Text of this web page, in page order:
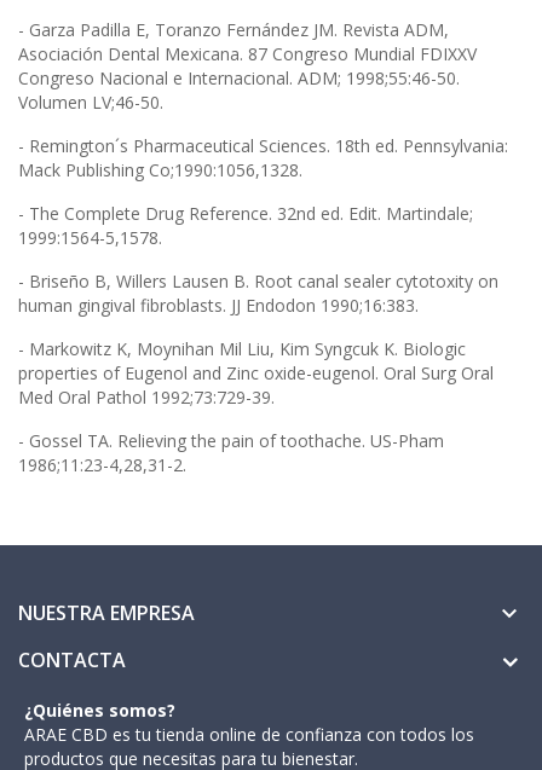
- Garza Padilla E, Toranzo Fernández JM. Revista ADM,
Asociación Dental Mexicana. 87 Congreso Mundial FDIXXV
Congreso Nacional e Internacional. ADM; 1998;55:46-50.
Volumen LV;46-50.
- Remington´s Pharmaceutical Sciences. 18th ed. Pennsylvania:
Mack Publishing Co;1990:1056,1328.
- The Complete Drug Reference. 32nd ed. Edit. Martindale;
1999:1564-5,1578.
- Briseño B, Willers Lausen B. Root canal sealer cytotoxity on
human gingival fibroblasts. JJ Endodon 1990;16:383.
- Markowitz K, Moynihan Mil Liu, Kim Syngcuk K. Biologic
properties of Eugenol and Zinc oxide-eugenol. Oral Surg Oral
Med Oral Pathol 1992;73:729-39.
- Gossel TA. Relieving the pain of toothache. US-Pham
1986;11:23-4,28,31-2.
NUESTRA EMPRESA 
CONTACTA
¿Quiénes somos?
ARAE CBD es tu tienda online de confianza con todos los
productos que necesitas para tu bienestar.